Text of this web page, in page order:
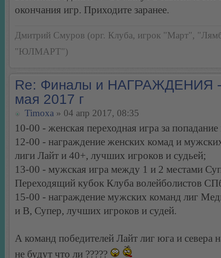
окончания игр. Приходите заранее.
Дмитрий Смуров (орг. Клуба, игрок "Март",
"ЮЛМАРТ")
Re: Финалы и НАГРАЖДЕНИЯ
мая 2017 г
Timoxa » 04 апр 2017, 08:35
10-00 - женская переходная игра за
12-00 - награждение женских комад и
лиги Лайт и 40+, лучших игроков и судьей;
13-00 - мужская игра между 1 и 2 местами
Переходящий кубок Клуба волейболистов
15-00 - награждение мужских команд лиг
и В, Супер, лучших игроков и судей.
А команд победителей Лайт лиг юга и севера
не будут что ли ?????